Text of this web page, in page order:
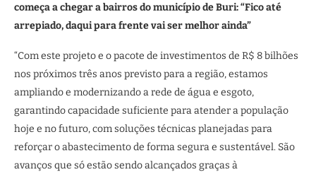
começa a chegar a bairros do município de Buri: “Fico até
arrepiado, daqui para frente vai ser melhor ainda”
“Com este projeto e o pacote de investimentos de R$ 8 bilhões
nos próximos três anos previsto para a região, estamos
ampliando e modernizando a rede de água e esgoto,
garantindo capacidade suficiente para atender a população
hoje e no futuro, com soluções técnicas planejadas para
reforçar o abastecimento de forma segura e sustentável. São
avanços que só estão sendo alcançados graças à